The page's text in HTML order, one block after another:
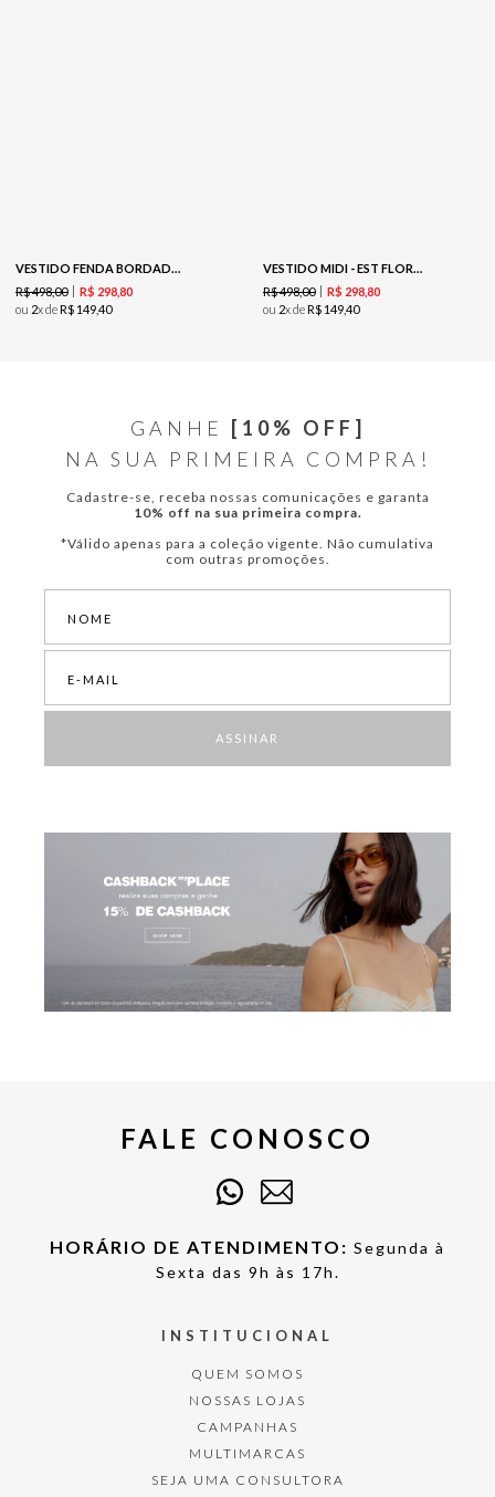
VESTIDO FENDA BORDADO - PRETO
R$498,00 R$ 29880
ou 2x deR$ 14940
VESTIDO MIDI - EST FLORAL DELICADO MALTE
R$498,00 R$ 29880
ou 2x deR$ 14940
GANHE
[10% OFF]
NA SUA PRIMEIRA COMPRA!
Cadastre-se, receba nossas comunicações e garanta
10% off na sua primeira compra.
*Válido apenas para a coleção vigente. Não cumulativa
com outras promoções.
ASSINAR
FALE CONOSCO
HORÁRIO DE ATENDIMENTO: Segunda à
Sexta das 9h às 17h.
INSTITUCIONAL
QUEM SOMOS
NOSSAS LOJAS
CAMPANHAS
MULTIMARCAS
SEJA UMA CONSULTORA